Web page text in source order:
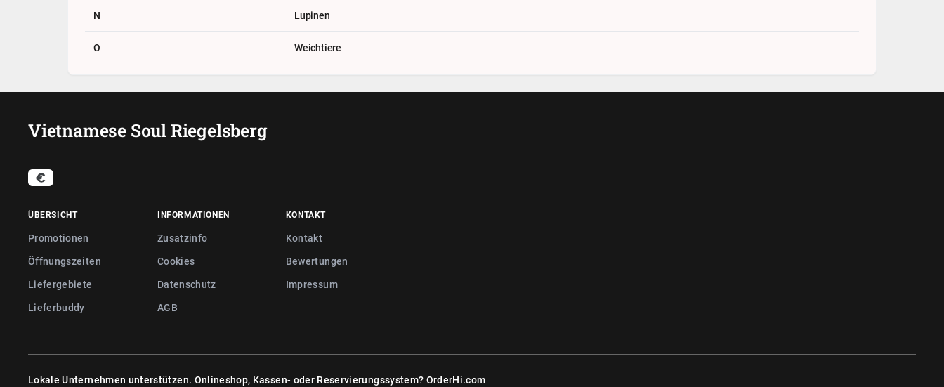
N Lupinen
O Weichtiere
Vietnamese Soul Riegelsberg
ÜBERSICHT
Promotionen
Öffnungszeiten
Liefergebiete
Lieferbuddy
INFORMATIONEN
Zusatzinfo
Cookies
Datenschutz
AGB
KONTAKT
Kontakt
Bewertungen
Impressum
Lokale Unternehmen unterstützen. Onlineshop, Kassen- oder Reservierungssystem? OrderHi.com